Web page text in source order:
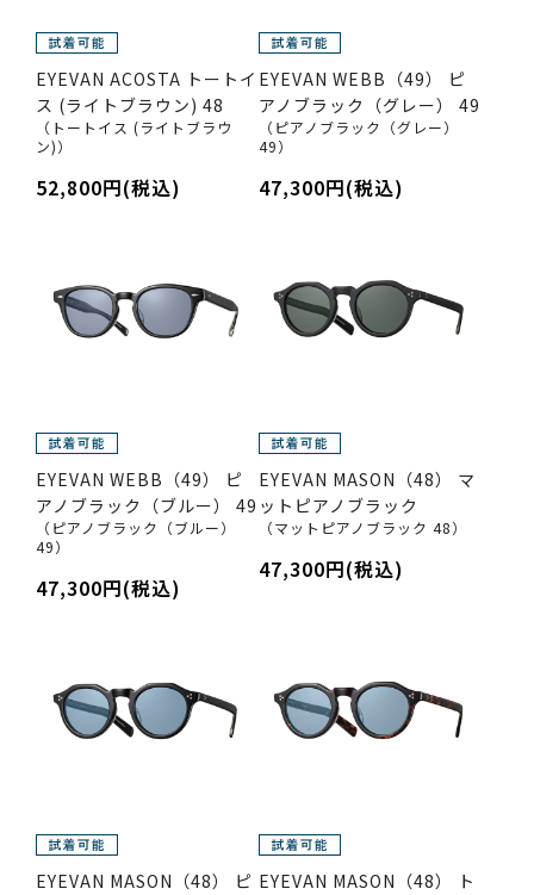
EYEVAN ACOSTA トートイ
ス (ライトブラウン) 48
（トートイス (ライトブラウ
ン)）
52,800円(税込)
EYEVAN WEBB（49） ピ
アノブラック（グレー） 49
（ピアノブラック（グレー）
49）
47,300円(税込)
EYEVAN WEBB（49） ピ
アノブラック（ブルー） 49
（ピアノブラック（ブルー）
49）
47,300円(税込)
EYEVAN MASON（48） マ
ットピアノブラック
（マットピアノブラック 48）
47,300円(税込)
EYEVAN MASON（48） ピ EYEVAN MASON（48） ト